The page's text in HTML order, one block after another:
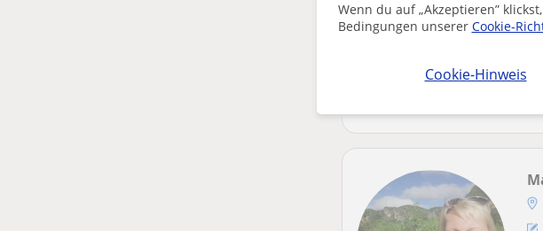
Wenn du auf „Akzeptieren”
Bedingungen unserer Cookie-
Cookie-Hinweis